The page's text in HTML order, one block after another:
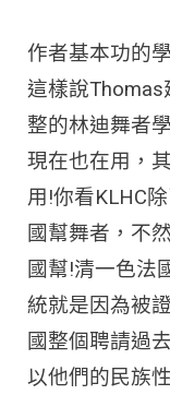
作者基本功的
這樣說
整的林迪舞者
現在也在用，
用!你看KLHC
國幫舞者，不
國幫!清一色法
統就是因為被
國整個聘請過
以他們的民族